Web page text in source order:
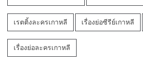
เรตติ้งละครเกาหลี เรื่องย่อซีรีย์เกาหลี
เรื่องย่อละครเกาหลี